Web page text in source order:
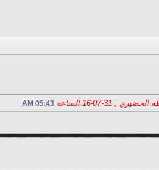
; 31-07-16 الساعة 05:43 AM